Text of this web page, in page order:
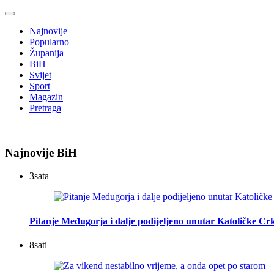
Najnovije
Popularno
Županija
BiH
Svijet
Sport
Magazin
Pretraga
Najnovije BiH
3sata
Pitanje Međugorja i dalje podijeljeno unutar Katoličke
8sati